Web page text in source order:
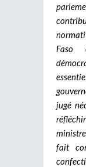
Faso
jugé
fait